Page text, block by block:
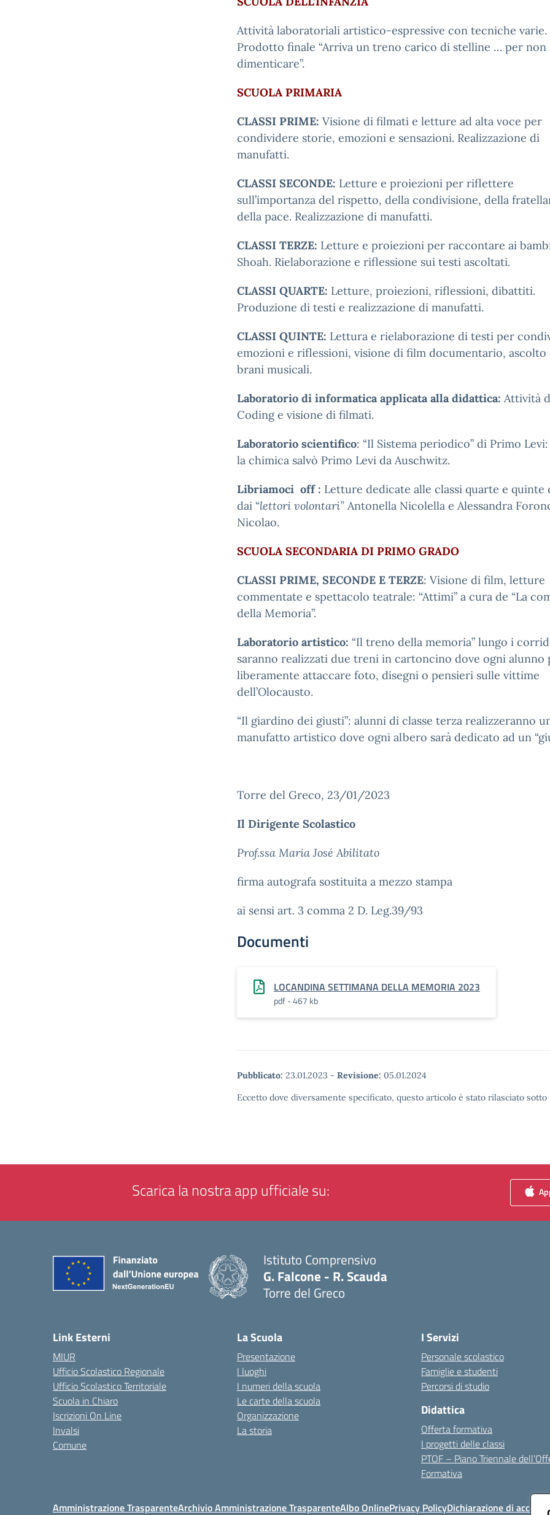
Attività laboratoriali artistico-espressive con tecniche varie.
Prodotto finale “Arriva un treno carico di stelline … per non
dimenticare”.
SCUOLA PRIMARIA
CLASSI PRIME: Visione di filmati e letture ad alta voce per
condividere storie, emozioni e sensazioni. Realizzazione di
manufatti.
CLASSI SECONDE: Letture e proiezioni per riflettere
sull’importanza del rispetto, della condivisione, della
della pace. Realizzazione di manufatti.
CLASSI TERZE: Letture e proiezioni per raccontare ai
Shoah. Rielaborazione e riflessione sui testi ascoltati.
CLASSI QUARTE: Letture, proiezioni, riflessioni, dibattiti.
Produzione di testi e realizzazione di manufatti.
CLASSI QUINTE: Lettura e rielaborazione di testi per
emozioni e riflessioni, visione di film documentario, ascolto
brani musicali.
Laboratorio di informatica applicata alla didattica: Attività
Coding e visione di filmati.
Laboratorio scientifico: “Il Sistema periodico” di Primo
la chimica salvò Primo Levi da Auschwitz.
Libriamoci off : Letture dedicate alle classi quarte e quinte
dai “lettori volontari” Antonella Nicolella e Alessandra
Nicolao.
SCUOLA SECONDARIA DI PRIMO GRADO
CLASSI PRIME, SECONDE E TERZE: Visione di film, letture
commentate e spettacolo teatrale: “Attimi” a cura de “La
della Memoria”.
Laboratorio artistico: “Il treno della memoria” lungo i
saranno realizzati due treni in cartoncino dove ogni alunno
liberamente attaccare foto, disegni o pensieri sulle vittime
dell’Olocausto.
“Il giardino dei giusti”: alunni di classe terza realizzeranno
manufatto artistico dove ogni albero sarà dedicato ad un
Torre del Greco, 23/01/2023
Il Dirigente Scolastico
Prof.ssa Maria José Abilitato
firma autografa sostituita a mezzo stampa
ai sensi art. 3 comma 2 D. Leg.39/93
Documenti
LOCANDINA SETTIMANA DELLA MEMORIA 2023
pdf - 467 kb
Pubblicato: 23.01.2023 - Revisione: 05.01.2024
Eccetto dove diversamente specificato, questo articolo è stato rilasciato
Scarica la nostra app ufficiale su:
Istituto Comprensivo
G. Falcone - R. Scauda
Torre del Greco
Link Esterni
MIUR
Ufficio Scolastico Regionale
Ufficio Scolastico Territoriale
Scuola in Chiaro
Iscrizioni On Line
Invalsi
Comune
La Scuola
Presentazione
I luoghi
I numeri della scuola
Le carte della scuola
Organizzazione
La storia
I Servizi
Personale scolastico
Famiglie e studenti
Percorsi di studio
Didattica
Offerta formativa
I progetti delle classi
PTOF – Piano Triennale
Formativa
Amministrazione TrasparenteArchivio Amministrazione TrasparenteAlbo OnlinePrivacy PolicyDichiarazione di